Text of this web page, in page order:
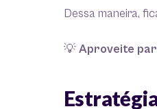
Dessa maneira,
💡 Aproveite